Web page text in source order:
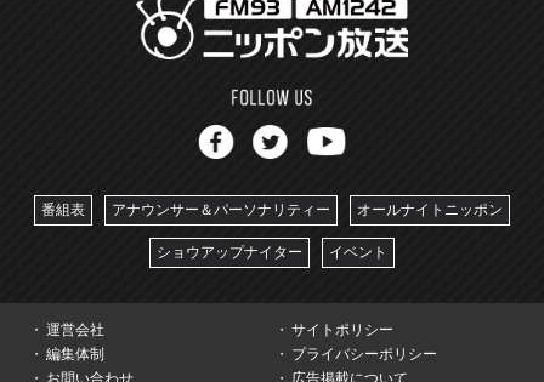
番組表 アナウンサー＆パーソナリティー オールナイトニッポン
ショウアップナイター イベント
運営会社
サイトポリシー
編集体制
プライバシーポリシー
お問い合わせ
広告掲載について